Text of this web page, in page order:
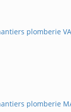
plomberie
plomberie